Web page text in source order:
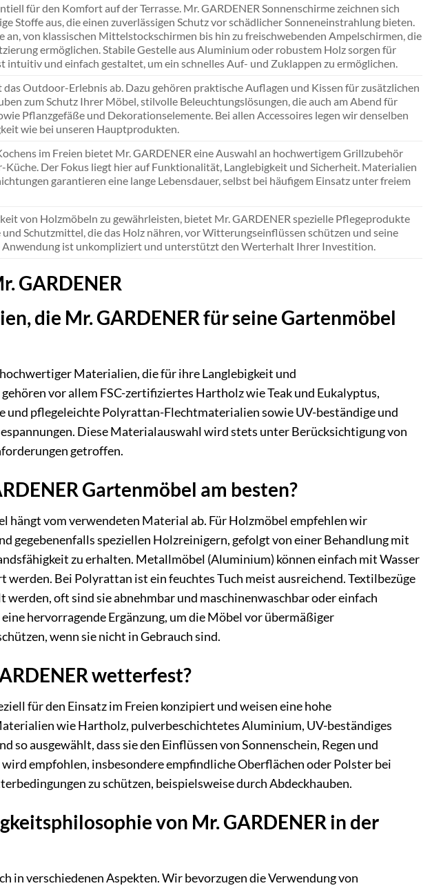
für den Komfort auf der Terrasse. Mr. GARDENER Sonnenschirme zeichnen sich
Stoffe aus, die einen zuverlässigen Schutz vor schädlicher Sonneneinstrahlung bieten.
von klassischen Mittelstockschirmen bis hin zu freischwebenden Ampelschirmen, die
ermöglichen. Stabile Gestelle aus Aluminium oder robustem Holz sorgen für
intuitiv und einfach gestaltet, um ein schnelles Auf- und Zuklappen zu ermöglichen.
Outdoor-Erlebnis ab. Dazu gehören praktische Auflagen und Kissen für zusätzlichen
zum Schutz Ihrer Möbel, stilvolle Beleuchtungslösungen, die auch am Abend für
Pflanzgefäße und Dekorationselemente. Bei allen Accessoires legen wir denselben
wie bei unseren Hauptprodukten.
im Freien bietet Mr. GARDENER eine Auswahl an hochwertigem Grillzubehör
Der Fokus liegt hier auf Funktionalität, Langlebigkeit und Sicherheit. Materialien
garantieren eine lange Lebensdauer, selbst bei häufigem Einsatz unter freiem
von Holzmöbeln zu gewährleisten, bietet Mr. GARDENER spezielle Pflegeprodukte
und Schutzmittel, die das Holz nähren, vor Witterungseinflüssen schützen und seine
ist unkompliziert und unterstützt den Werterhalt Ihrer Investition.
GARDENER
die Mr. GARDENER für seine Gartenmöbel
Materialien, die für ihre Langlebigkeit und
vor allem FSC-zertifiziertes Hartholz wie Teak und Eukalyptus,
pflegeleichte Polyrattan-Flechtmaterialien sowie UV-beständige und
Diese Materialauswahl wird stets unter Berücksichtigung von
getroffen.
Gartenmöbel am besten?
hängt vom verwendeten Material ab. Für Holzmöbel empfehlen wir
gegebenenfalls speziellen Holzreinigern, gefolgt von einer Behandlung mit
zu erhalten. Metallmöbel (Aluminium) können einfach mit Wasser
Bei Polyrattan ist ein feuchtes Tuch meist ausreichend. Textilbezüge
oft sind sie abnehmbar und maschinenwaschbar oder einfach
hervorragende Ergänzung, um die Möbel vor übermäßiger
wenn sie nicht in Gebrauch sind.
wetterfest?
für den Einsatz im Freien konzipiert und weisen eine hohe
wie Hartholz, pulverbeschichtetes Aluminium, UV-beständiges
ausgewählt, dass sie den Einflüssen von Sonnenschein, Regen und
empfohlen, insbesondere empfindliche Oberflächen oder Polster bei
zu schützen, beispielsweise durch Abdeckhauben.
von Mr. GARDENER in der
in verschiedenen Aspekten. Wir bevorzugen die Verwendung von